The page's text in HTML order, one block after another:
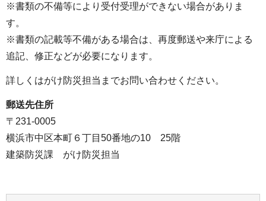
※書類の不備等により受付受理ができない場合がありま
す。
※書類の記載等不備がある場合は、再度郵送や来庁による
追記、修正などが必要になります。
詳しくはがけ防災担当までお問い合わせください。
郵送先住所
〒231-0005
横浜市中区本町６丁目50番地の10 25階
建築防災課 がけ防災担当